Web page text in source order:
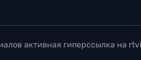
активная гиперссылка на